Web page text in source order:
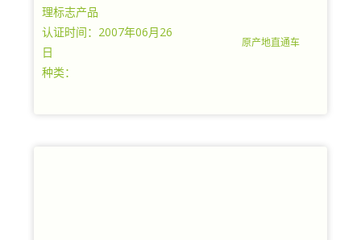
理标志产品
认证时间：2007年06月26
日
种类：
原产地直通车